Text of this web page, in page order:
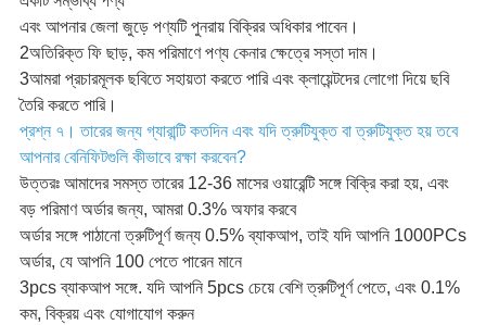
এবং আপনার জেলা জুড়ে পণ্যটি পুনরায় বিক্রির অধিকার পাবেন।
2অতিরিক্ত ফি ছাড়, কম পরিমাণে পণ্য কেনার ক্ষেত্রে সস্তা দাম।
3আমরা প্রচারমূলক ছবিতে সহায়তা করতে পারি এবং ক্লায়েন্টদের লোগো দিয়ে ছবি
তৈরি করতে পারি।
প্রশ্ন ৭। তারের জন্য গ্যারান্টি কতদিন এবং যদি ত্রুটিযুক্ত বা ত্রুটিযুক্ত হয় তবে
আপনার বেনিফিটগুলি কীভাবে রক্ষা করবেন?
উত্তরঃ আমাদের সমস্ত তারের 12-36 মাসের ওয়ারেন্টি সঙ্গে বিক্রি করা হয়, এবং
বড় পরিমাণ অর্ডার জন্য, আমরা 0.3% অফার করবে
অর্ডার সঙ্গে পাঠানো ত্রুটিপূর্ণ জন্য 0.5% ব্যাকআপ, তাই যদি আপনি 1000PCs
অর্ডার, যে আপনি 100 পেতে পারেন মানে
3pcs ব্যাকআপ সঙ্গে. যদি আপনি 5pcs চেয়ে বেশি ত্রুটিপূর্ণ পেতে, এবং 0.1%
কম, বিক্রয় এবং যোগাযোগ করুন